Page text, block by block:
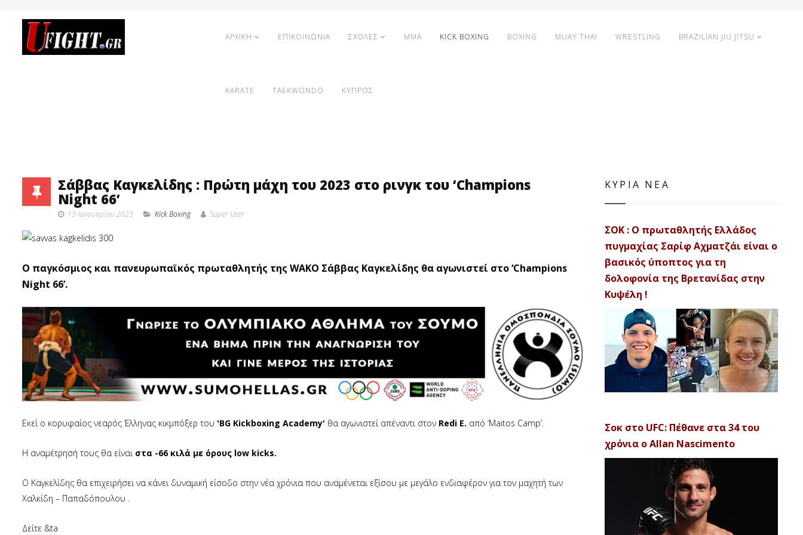
ΑΡΧΙΚΗ ΕΠΙΚΟΙΝΩΝΙΑ ΣΧΟΛΕΣ MMA KICK BOXING BOXING MUAY THAI WRESTLING BRAZILIAN JIU JITSU
KARATE TAEKWONDO ΚΥΠΡΟΣ
Σάββας Καγκελίδης : Πρώτη μάχη του 2023 στο ρινγκ του ‘Champions
Night 66’
13 Ιανουαρίου 2023 Κick Boxing Super User
O παγκόσμιος και πανευρωπαϊκός πρωταθλητής της WAKO Σάββας Καγκελίδης θα αγωνιστεί στο ‘Champions
Night 66’.
Εκεί ο κορυφαίος νεαρός Έλληνας κικμπόξερ του 'BG Kickboxing Academy' θα αγωνιστεί απέναντι στον Redi E. από ‘Maitos Camp’.
Η αναμέτρησή τους θα είναι στα -66 κιλά με όρους low kicks.
Ο Καγκελίδης θα επιχειρήσει να κάνει δυναμική είσοδο στην νέα χρόνια που αναμένεται εξίσου με μεγάλο ενδιαφέρον για τον μαχητή των
Χαλκίδη – Παπαδόπουλου .
Δείτε &ta
ΚΥΡΙΑ ΝΕΑ
ΣΟΚ : Ο πρωταθλητής Ελλάδος
πυγμαχίας Σαρίφ Αχματζάι είναι ο
βασικός ύποπτος για τη
δολοφονία της Βρετανίδας στην
Κυψέλη !
Σοκ στο UFC: Πέθανε στα 34 του
χρόνια ο Allan Nascimento